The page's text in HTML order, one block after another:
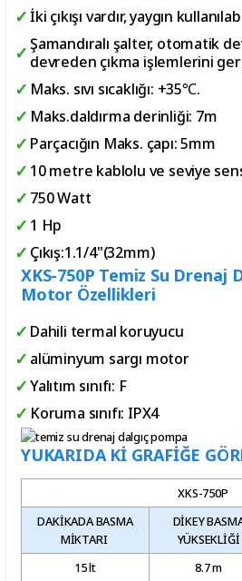
İki çıkışı vardır, yaygın
Şamandıralı şalter, otomatik
devreden çıkma işlemlerini
Maks. sıvı sıcaklığı: +35℃.
Maks.daldırma derinliği: 7m
Parçacığın Maks. çapı: 5mm
10 metre kablolu ve seviye
750 Watt
1 Hp
Çıkış:1.1/4"(32mm)
XKS-750P Temiz Su Drenaj
Motor Özellikleri
Dahili termal koruyucu
alüminyum sargı motor
Yalıtım sınıfı: F
Koruma sınıfı: IPX4
YUKARIDA Kİ GRAFİĞE
XKS-750P
DAKİKADA BASMA
MİKTARI
DİKEY
YÜKSEKLİĞİ
15 lt
8.7 m